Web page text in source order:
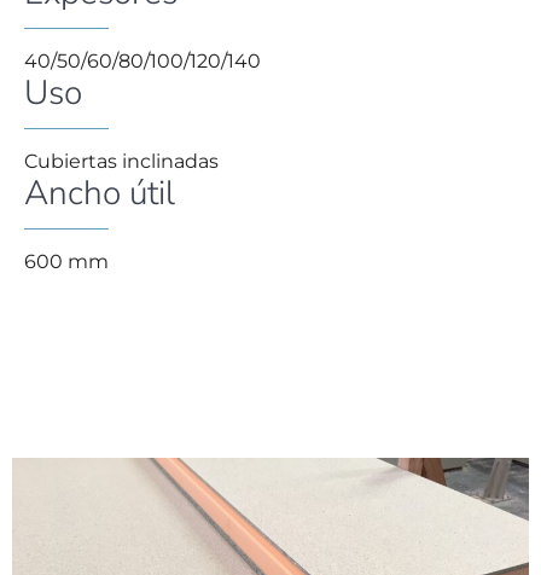
40/50/60/80/100/120/140
Uso
Cubiertas inclinadas
Ancho útil
600 mm